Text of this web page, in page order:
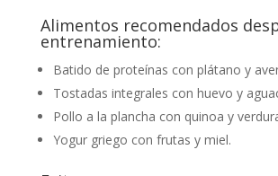
Alimentos recomendados
entrenamiento:
Batido de proteínas con plátano y
Tostadas integrales con huevo y
Pollo a la plancha con quinoa y
Yogur griego con frutas y miel.